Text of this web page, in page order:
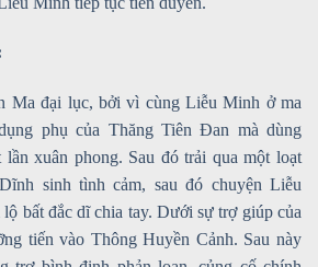
Ma đại lục, bởi vì cùng Liễu Minh ở ma
phụ của Thăng Tiên Đan mà dùng
xuân phong. Sau đó trải qua một loạt
sinh tình cảm, sau đó chuyện Liễu
bất đắc dĩ chia tay. Dưới sự trợ giúp của
tiến vào Thông Huyền Cảnh. Sau này